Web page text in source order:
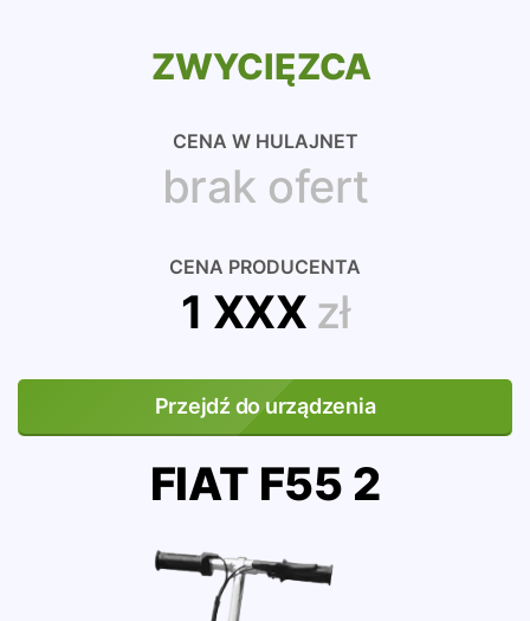
ZWYCIĘZCA
CENA W HULAJNET
brak ofert
CENA PRODUCENTA
1 XXX zł
Przejdź do urządzenia
FIAT F55 2